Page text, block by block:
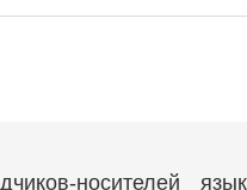
носителей